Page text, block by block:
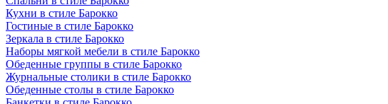
Кухни в стиле Барокко
Гостиные в стиле Барокко
Зеркала в стиле Барокко
Наборы мягкой мебели в стиле Барокко
Обеденные группы в стиле Барокко
Журнальные столики в стиле Барокко
Обеденные столы в стиле Барокко